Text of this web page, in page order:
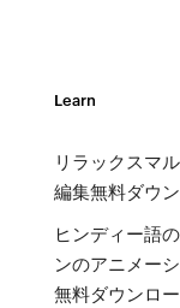
Learn
リラックスマ
編集無料ダウ
ヒンディー語
ンのアニメー
無料ダウンロ